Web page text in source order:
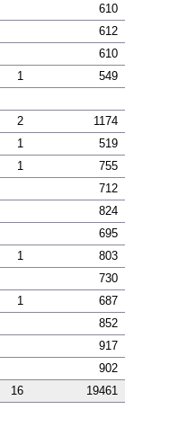
610
612
610
1
549
2
1174
1
519
1
755
712
824
695
1
803
730
1
687
852
917
902
16 19461